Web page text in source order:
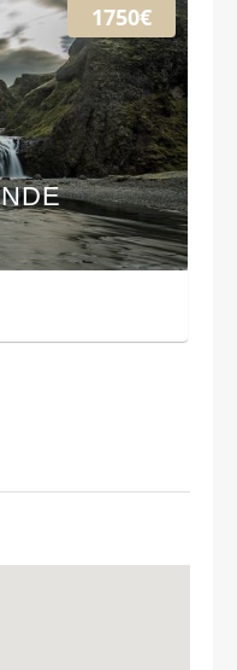
1750€